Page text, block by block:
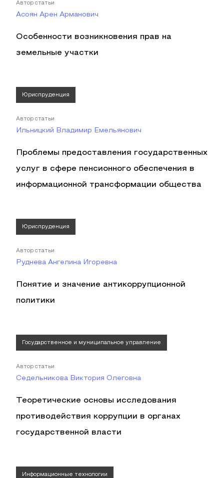
Автор статьи
Асоян Арен Арманович
Особенности возникновения прав на
земельные участки
Юриспруденция
Автор статьи
Ильницкий Владимир Емельянович
Проблемы предоставления государственных
услуг в сфере пенсионного обеспечения в
информационной трансформации общества
Юриспруденция
Автор статьи
Руднева Ангелина Игоревна
Понятие и значение антикоррупционной
политики
Государственное и муниципальное управление
Автор статьи
Седельникова Виктория Олеговна
Теоретические основы исследования
противодействия коррупции в органах
государственной власти
Информационные технологии